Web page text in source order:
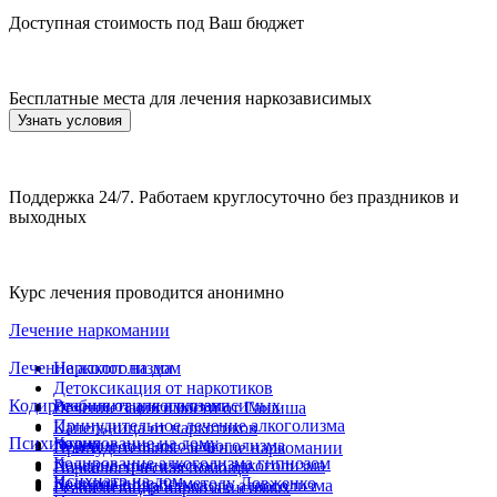
Доступная стоимость под Ваш бюджет
Бесплатные места для лечения наркозависимых
Узнать условия
Поддержка 24/7. Работаем круглосуточно без праздников и
выходных
Курс лечения проводится анонимно
Лечение наркомании
Нарколог на дом
Детоксикация от наркотиков
Лечение зависимости от Гашиша
Капельница от наркотиков
Принудительное лечение наркомании
Наркологическая помощь
Реабилитация наркозависимых
Лечение алкоголизма
Реабилитация алкозависимых
Принудительное лечение алкоголизма
Лечение пивного алкоголизма
Лечение хронического алкоголизма
Лечение подросткового алкоголизма
Кодирование от алкоголизма
Кодирование на дому
Кодирование алкоголизма гипнозом
Кодирование по методу Довженко
Психиатрия
Психиатр на дом